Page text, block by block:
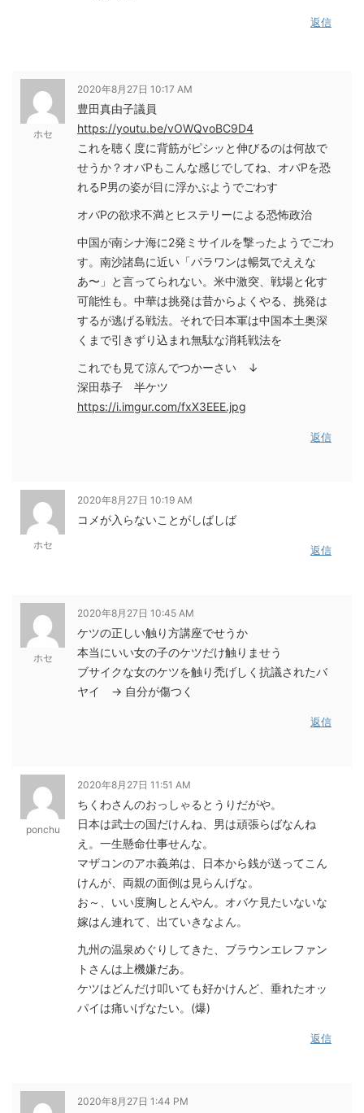
返信
ホセ
2020年8月27日 10:17 AM
豊田真由子議員
https://youtu.be/vOWQvoBC9D4
これを聴く度に背筋がピシッと伸びるのは何故で
せうか？オバPもこんな感じでしてね、オバPを恐
れるP男の姿が目に浮かぶようでごわす
オバPの欲求不満とヒステリーによる恐怖政治
中国が南シナ海に2発ミサイルを撃ったようでごわ
す。南沙諸島に近い「パラワンは暢気でええな
あ〜」と言ってられない。米中激突、戦場と化す
可能性も。中華は挑発は昔からよくやる、挑発は
するが逃げる戦法。それで日本軍は中国本土奥深
くまで引きずり込まれ無駄な消耗戦法を
これでも見て涼んでつかーさい ↓
深田恭子 半ケツ
https://i.imgur.com/fxX3EEE.jpg
返信
ホセ
2020年8月27日 10:19 AM
コメが入らないことがしばしば
返信
ホセ
2020年8月27日 10:45 AM
ケツの正しい触り方講座でせうか
本当にいい女の子のケツだけ触りませう
ブサイクな女のケツを触り禿げしく抗議されたバ
ヤイ → 自分が傷つく
返信
ponchu
2020年8月27日 11:51 AM
ちくわさんのおっしゃるとうりだがや。
日本は武士の国だけんね、男は頑張らばなんね
え。一生懸命仕事せんな。
マザコンのアホ義弟は、日本から銭が送ってこん
けんが、両親の面倒は見らんげな。
お～、いい度胸しとんやん。オバケ見たいないな
嫁はん連れて、出ていきなよん。
九州の温泉めぐりしてきた、ブラウンエレファン
トさんは上機嫌だあ。
ケツはどんだけ叩いても好かけんど、垂れたオッ
パイは痛いげなたい。(爆)
返信
2020年8月27日 1:44 PM